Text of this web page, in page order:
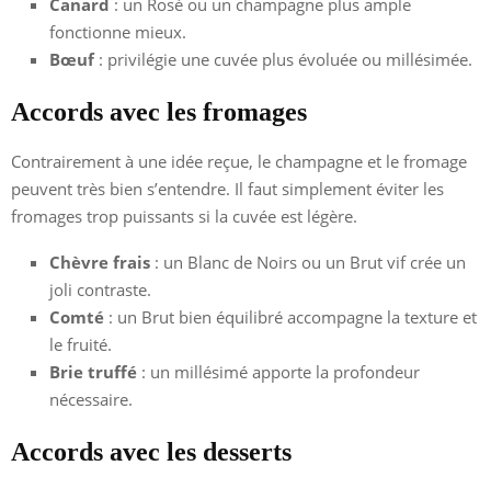
fonctionne mieux.
Bœuf: privilégie une cuvée plus évoluée ou millésimée.
Accords avec les fromages
Contrairement à une idée reçue, le champagne et le fromage
peuvent très bien s’entendre. Il faut simplement éviter les
fromages trop puissants si la cuvée est légère.
Chèvre frais : un Blanc de Noirs ou un Brut vif crée un
joli contraste.
Comté : un Brut bien équilibré accompagne la texture et
le fruité.
Brie truffé : un millésimé apporte la profondeur
nécessaire.
Accords avec les desserts